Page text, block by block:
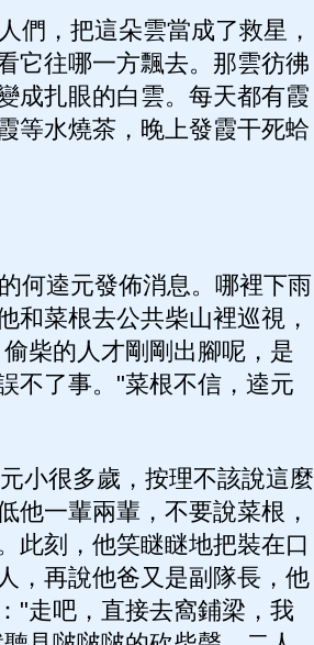
，把這朵雲當成了救星，
它往哪一方飄去。那雲彷彿
成扎眼的白雲。每天都有霞
等水燒茶，晚上發霞干死蛤
何逵元發佈消息。哪裡下雨
和菜根去公共柴山裡巡視，
柴的人才剛剛出腳呢，是
不了事。"菜根不信，逵元
小很多歲，按理不該說這麼
他一輩兩輩，不要說菜根，
此刻，他笑瞇瞇地把裝在口
，再說他爸又是副隊長，他
"走吧，直接去窩鋪梁，我